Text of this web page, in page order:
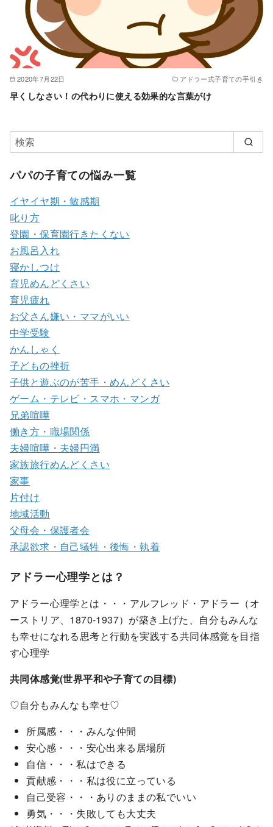
2020年7月22日 アドラー式子育ての手引き
早くしなさい！の代わりに使える効果的な言葉がけ
パパの子育ての悩み一覧
イヤイヤ期・敏感期
叱り方
登園・保育園行きたくない
お風呂入れ
寝かしつけ
育児めんどくさい
育児疲れ
お父さん嫌い・ママがいい
中学受験
かんしゃく
子どもの挫折
子供と遊ぶのが苦手・めんどくさい
ゲーム・テレビ・スマホ・マンガ
兄弟喧嘩
働き方・職場関係
夫婦喧嘩・夫婦円満
家族旅行めんどくさい
家事
片付け
地域活動
父母会・保護者会
承認欲求・自己犠牲・後悔・執着
アドラー心理学とは？
アドラー心理学とは・・・アルフレッド・アドラー（オ
ーストリア、1870-1937）が築き上げた、自分もみんな
も幸せになれる思考と行動を実践する共同体感覚を目指
す心理学
共同体感覚(世界平和や子育ての目標)
♡自分もみんなも幸せ♡
所属感・・・みんな仲間
安心感・・・安心出来る居場所
自信・・・私はできる
貢献感・・・私は役に立っている
自己受容・・・ありのままの私でいい
勇気・・・失敗しても大丈夫